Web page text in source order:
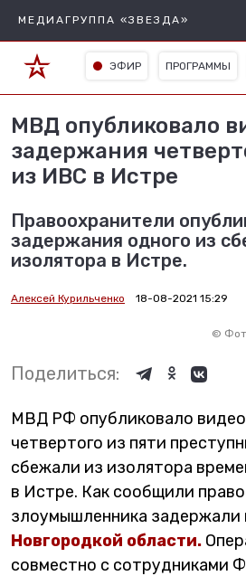
МЕДИАГРУППА «ЗВЕЗДА»
ЭФИР ПРОГРАММЫ
МВД опубликовало
задержания
из ИВС в Истре
Правоохранители
задержания одного из
изолятора в Истре.
Алексей Курильченко 18-08-2021 15:29
©
Поделиться:
МВД РФ опубликовало
четвертого из пяти
сбежали из изолятора
в Истре. Как сообщили
злоумышленника задержали
Новгородкой области.
совместно с сотрудниками